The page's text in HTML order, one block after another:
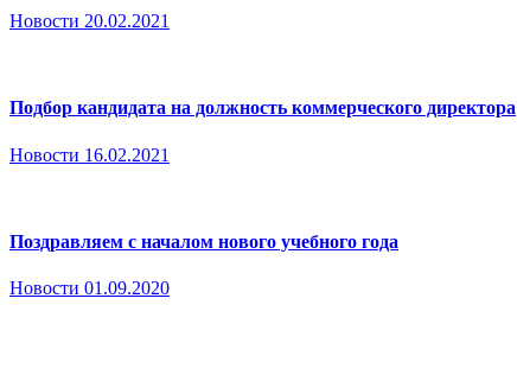
Новости 20.02.2021
Подбор кандидата на должность коммерческого директора
Новости 16.02.2021
Поздравляем с началом нового учебного года
Новости 01.09.2020